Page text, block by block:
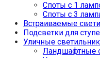
Споты с 1
Споты с 3
Встраиваемые
Подсветки для
Уличные
Ландшафтные